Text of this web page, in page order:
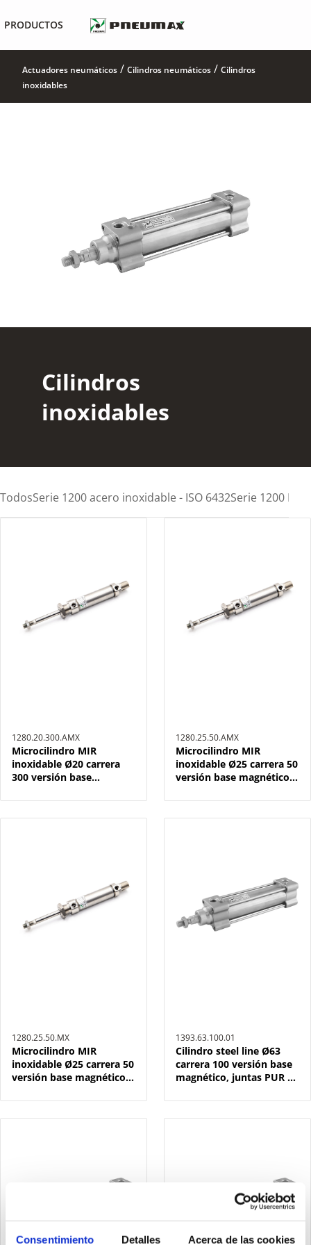
Consentimiento Detalles Acerca de las cookies
PRODUCTOS
Actuadores neumáticos / Cilindros neumáticos / Cilindros
inoxidables
Cilindros
inoxidables
TodosSerie 1200 acero inoxidable - ISO 6432Serie 1200
1280.20.300.AMX
Microcilindro MIR
inoxidable Ø20 carrera
300 versión base
y doble efecto
1280.25.50.AMX
Microcilindro MIR
inoxidable Ø25 carrera 50
versión base magnético,
efecto
1280.25.50.MX
Microcilindro MIR
inoxidable Ø25 carrera 50
versión base magnético y
1393.63.100.01
Cilindro steel line Ø63
carrera 100 versión base
magnético, juntas PUR y